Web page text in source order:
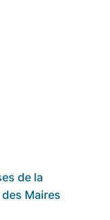
de la
Maires